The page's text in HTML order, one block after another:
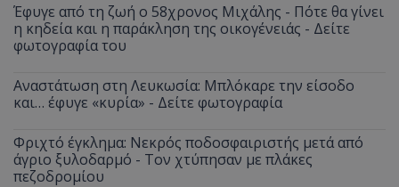
Έφυγε από τη ζωή ο 58χρονος Μιχάλης - Πότε θα γίνει
η κηδεία και η παράκληση της οικογένειάς - Δείτε
φωτογραφία του
Αναστάτωση στη Λευκωσία: Μπλόκαρε την είσοδο
και… έφυγε «κυρία» - Δείτε φωτογραφία
Φριχτό έγκλημα: Νεκρός ποδοσφαιριστής μετά από
άγριο ξυλοδαρμό - Τον χτύπησαν με πλάκες
πεζοδρομίου